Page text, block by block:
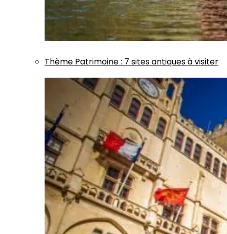
Thème Patrimoine: 7 sites antiques à visiter